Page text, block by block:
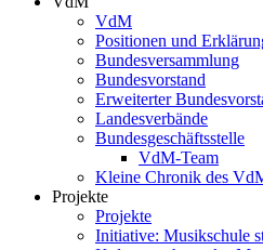
VdM
Positionen und
Bundesversammlung
Bundesvorstand
Erweiterter
Landesverbände
Bundesgeschäftsstelle
VdM-Team
Kleine Chronik des
Projekte
Projekte
Initiative: Musikschule